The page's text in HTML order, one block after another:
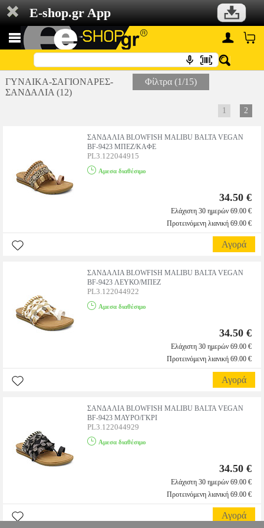
E-shop.gr App
ΓΥΝΑΙΚΑ-ΣΑΓΙΟΝΑΡΕΣ-
ΣΑΝΔΑΛΙΑ (12)
Φίλτρα (1/15)
1 2
ΣΑΝΔΑΛΙΑ BLOWFISH MALIBU BALTA VEGAN
BF-9423 ΜΠΕΖ/ΚΑΦΕ
PL3.122044915
Αμεσα διαθέσιμο
34.50 €
Ελάχιστη 30 ημερών 69.00 €
Προτεινόμενη λιανική 69.00 €
Αγορά
ΣΑΝΔΑΛΙΑ BLOWFISH MALIBU BALTA VEGAN
BF-9423 ΛΕΥΚΟ/ΜΠΕΖ
PL3.122044922
Αμεσα διαθέσιμο
34.50 €
Ελάχιστη 30 ημερών 69.00 €
Προτεινόμενη λιανική 69.00 €
Αγορά
ΣΑΝΔΑΛΙΑ BLOWFISH MALIBU BALTA VEGAN
BF-9423 ΜΑΥΡΟ/ΓΚΡΙ
PL3.122044929
Αμεσα διαθέσιμο
34.50 €
Ελάχιστη 30 ημερών 69.00 €
Προτεινόμενη λιανική 69.00 €
Αγορά